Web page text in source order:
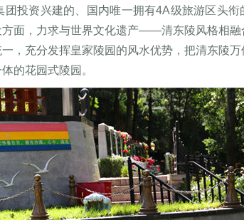
投资兴建的、国内唯一拥有4A级旅游区头衔
面，力求与世界文化遗产——清东陵风格相融
，充分发挥皇家陵园的风水优势，把清东陵
的花园式陵园。